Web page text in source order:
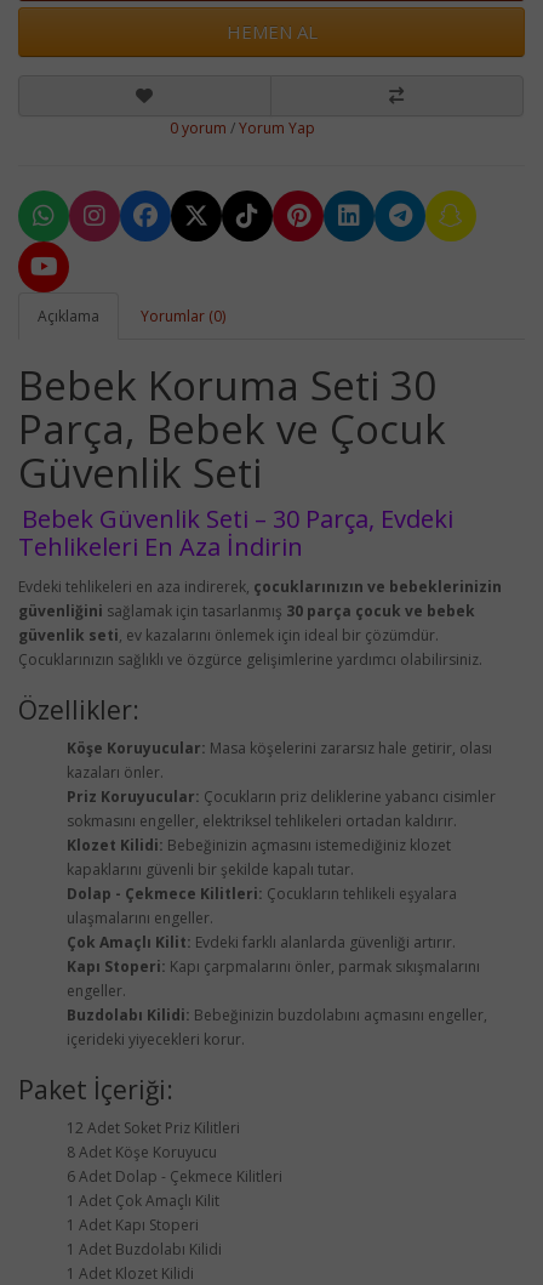
HEMEN AL
0 yorum /Yorum Yap
Açıklama Yorumlar (0)
Bebek Koruma Seti 30
Parça, Bebek ve Çocuk
Güvenlik Seti
Bebek Güvenlik Seti – 30 Parça, Evdeki
Tehlikeleri En Aza İndirin
Evdeki tehlikeleri en aza indirerek, çocuklarınızın ve bebeklerinizin
güvenliğini sağlamak için tasarlanmış 30 parça çocuk ve bebek
güvenlik seti, ev kazalarını önlemek için ideal bir çözümdür.
Çocuklarınızın sağlıklı ve özgürce gelişimlerine yardımcı olabilirsiniz.
Özellikler:
Köşe Koruyucular: Masa köşelerini zararsız hale getirir, olası
kazaları önler.
Priz Koruyucular: Çocukların priz deliklerine yabancı cisimler
sokmasını engeller, elektriksel tehlikeleri ortadan kaldırır.
Klozet Kilidi: Bebeğinizin açmasını istemediğiniz klozet
kapaklarını güvenli bir şekilde kapalı tutar.
Dolap - Çekmece Kilitleri: Çocukların tehlikeli eşyalara
ulaşmalarını engeller.
Çok Amaçlı Kilit: Evdeki farklı alanlarda güvenliği artırır.
Kapı Stoperi: Kapı çarpmalarını önler, parmak sıkışmalarını
engeller.
Buzdolabı Kilidi: Bebeğinizin buzdolabını açmasını engeller,
içerideki yiyecekleri korur.
Paket İçeriği:
12 Adet Soket Priz Kilitleri
8 Adet Köşe Koruyucu
6 Adet Dolap - Çekmece Kilitleri
1 Adet Çok Amaçlı Kilit
1 Adet Kapı Stoperi
1 Adet Buzdolabı Kilidi
1 Adet Klozet Kilidi